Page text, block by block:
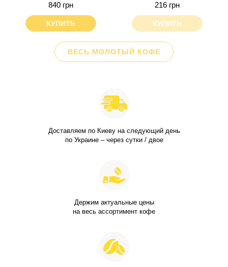
840 грн
КУПИТЬ
216 грн
КУПИТЬ
ВЕСЬ МОЛОТЫЙ КОФЕ
Доставляем по Киеву на следующий день
по Украине – через сутки / двое
Держим актуальные цены
на весь ассортимент кофе